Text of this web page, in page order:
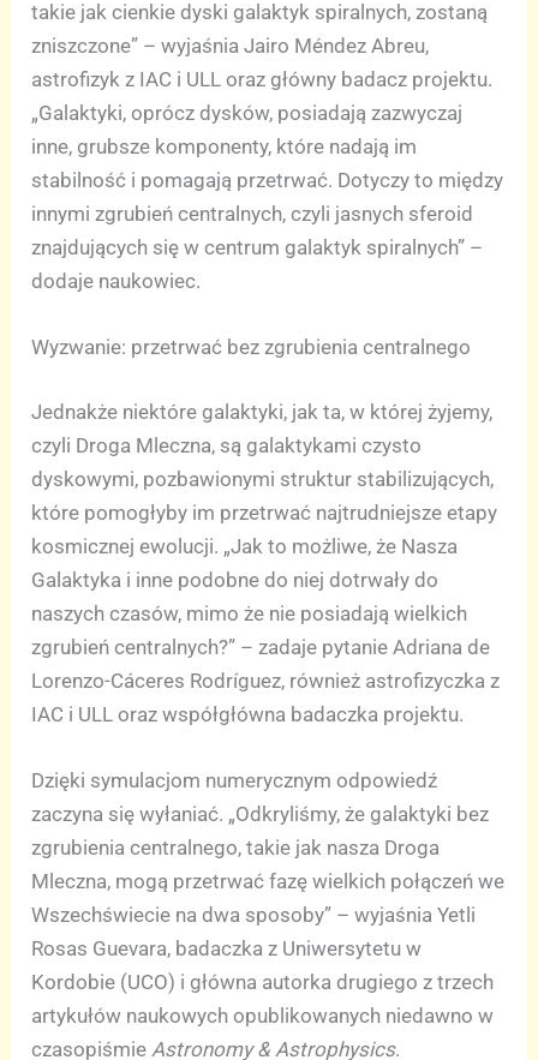
takie jak cienkie dyski galaktyk spiralnych, zostaną
zniszczone” – wyjaśnia Jairo Méndez Abreu,
astrofizyk z IAC i ULL oraz główny badacz projektu.
„Galaktyki, oprócz dysków, posiadają zazwyczaj
inne, grubsze komponenty, które nadają im
stabilność i pomagają przetrwać. Dotyczy to między
innymi zgrubień centralnych, czyli jasnych sferoid
znajdujących się w centrum galaktyk spiralnych” –
dodaje naukowiec.
Wyzwanie: przetrwać bez zgrubienia centralnego
Jednakże niektóre galaktyki, jak ta, w której żyjemy,
czyli Droga Mleczna, są galaktykami czysto
dyskowymi, pozbawionymi struktur stabilizujących,
które pomogłyby im przetrwać najtrudniejsze etapy
kosmicznej ewolucji. „Jak to możliwe, że Nasza
Galaktyka i inne podobne do niej dotrwały do
naszych czasów, mimo że nie posiadają wielkich
zgrubień centralnych?” – zadaje pytanie Adriana de
Lorenzo-Cáceres Rodríguez, również astrofizyczka z
IAC i ULL oraz współgłówna badaczka projektu.
Dzięki symulacjom numerycznym odpowiedź
zaczyna się wyłaniać. „Odkryliśmy, że galaktyki bez
zgrubienia centralnego, takie jak nasza Droga
Mleczna, mogą przetrwać fazę wielkich połączeń we
Wszechświecie na dwa sposoby” – wyjaśnia Yetli
Rosas Guevara, badaczka z Uniwersytetu w
Kordobie (UCO) i główna autorka drugiego z trzech
artykułów naukowych opublikowanych niedawno w
czasopiśmieAstronomy & Astrophysics.